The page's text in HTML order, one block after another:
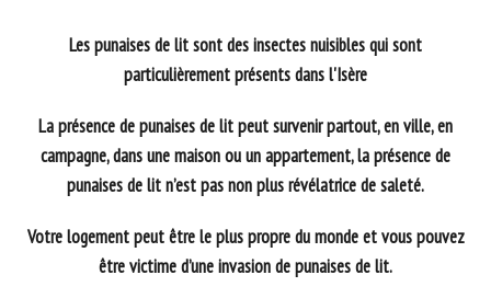
Les punaises de lit sont des insectes nuisibles qui sont
particulièrement présents dansl'Isère
La présence de punaises de lit peut survenir partout, en ville, en
campagne, dans une maison ou un appartement, la présence de
punaises de lit n’est pas non plus révélatrice de saleté.
Votre logement peut être le plus propre du monde et vous pouvez
être victime d’une invasion de punaises de lit.